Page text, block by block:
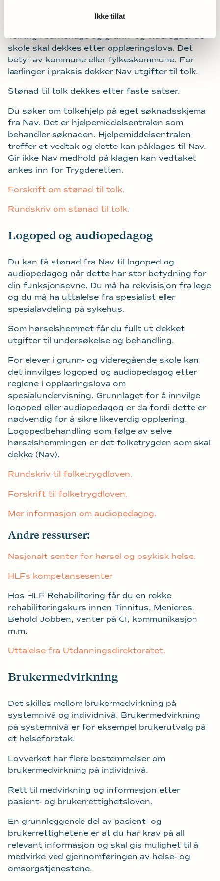
Ikke tillat
skal bestille og betale for tolk.
Tolking i barnehage og grunn- og videregående
skole skal dekkes etter opplæringslova. Det
betyr av kommune eller fylkeskommune. For
lærlinger i praksis dekker Nav utgifter til tolk.
Stønad til tolk dekkes etter faste satser.
Du søker om tolkehjelp på eget søknadsskjema
fra Nav. Det er hjelpemiddelsentralen som
behandler søknaden. Hjelpemiddelsentralen
treffer et vedtak og dette kan påklages til Nav.
Gir ikke Nav medhold på klagen kan vedtaket
ankes inn for Trygderetten.
Forskrift om stønad til tolk.
Rundskriv om stønad til tolk.
Logoped og audiopedagog
Du kan få stønad fra Nav til logoped og
audiopedagog når dette har stor betydning for
din funksjonsevne. Du må ha rekvisisjon fra lege
og du må ha uttalelse fra spesialist eller
spesialavdeling på sykehus.
Som hørselshemmet får du fullt ut dekket
utgifter til undersøkelse og behandling.
For elever i grunn- og videregående skole kan
det innvilges logoped og audiopedagog etter
reglene i opplæringslova om
spesialundervisning. Grunnlaget for å innvilge
logoped eller audiopedagog er da fordi dette er
nødvendig for å sikre likeverdig opplæring.
Logopedbehandling som følge av selve
hørselshemmingen er det folketrygden som skal
dekke (Nav).
Rundskriv til folketrygdloven.
Forskrift til folketrygdloven.
Mer informasjon om audiopedagog.
Andre ressurser:
Nasjonalt senter for hørsel og psykisk helse.
HLFs kompetansesenter
Hos HLF Rehabilitering får du en rekke
rehabiliteringskurs innen Tinnitus, Menieres,
Behold Jobben, venter på CI, kommunikasjon
m.m.
Uttalelse fra Utdanningsdirektoratet.
Brukermedvirkning
Det skilles mellom brukermedvirkning på
systemnivå og individnivå. Brukermedvirkning
på systemnivå er for eksempel brukerutvalg på
et helseforetak.
Lovverket har flere bestemmelser om
brukermedvirkning på individnivå.
Rett til medvirkning og informasjon etter
pasient- og brukerrettighetsloven.
En grunnleggende del av pasient- og
brukerrettighetene er at du har krav på all
relevant informasjon og skal gis mulighet til å
medvirke ved gjennomføringen av helse- og
omsorgstjenestene.